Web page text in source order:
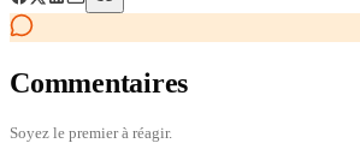
Commentaires
Soyez le premier à réagir.